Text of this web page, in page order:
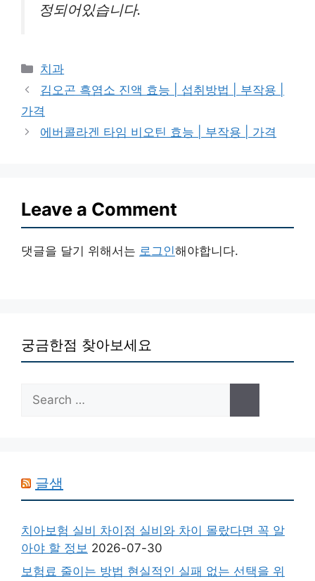
정되어있습니다.
Categories
치과
김오곤 흑염소 진액 효능 | 섭취방법 | 부작용 |
가격
에버콜라겐 타임 비오틴 효능 | 부작용 | 가격
Leave a Comment
댓글을 달기 위해서는 로그인해야합니다.
궁금한점 찾아보세요
for:
글샘
치아보험 실비 차이점 실비와 차이 몰랐다면 꼭 알
아야 할 정보 2026-07-30
보험료 줄이는 방법 현실적인 실패 없는 선택을 위